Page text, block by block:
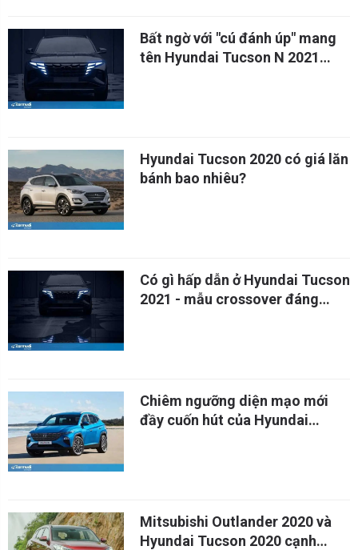
Bất ngờ với "cú đánh úp" mang
tên Hyundai Tucson N 2021
Hyundai Tucson 2020 có giá lăn
bánh bao nhiêu?
Có gì hấp dẫn ở Hyundai Tucson
2021 - mẫu crossover đáng
Chiêm ngưỡng diện mạo mới
đầy cuốn hút của Hyundai
Mitsubishi Outlander 2020 và
Hyundai Tucson 2020 cạnh